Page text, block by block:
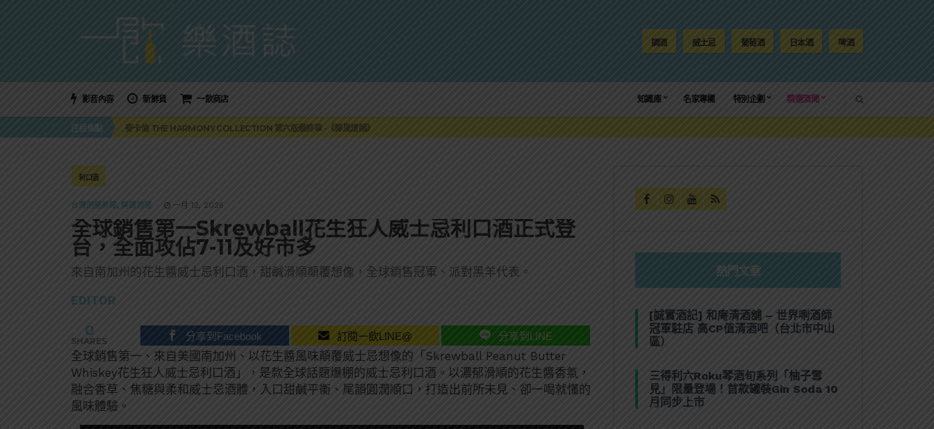
調酒 威士忌 葡萄酒 日本酒 啤酒
影音內容 新鮮貨 一飲商店 知識庫 名家專欄 特別企劃 精選酒聞
注目焦點
美國正式恢復蘇格蘭威士忌零關稅！烈酒產業再次迎來重磅利多
麥卡倫 THE HARMONY COLLECTION 第六版最終章 -《椰風煖韻》
角嗨尬炸物X爽快這一步，角瓶攜手頂呱呱 全新套餐限時登場
利口酒
台灣酒圈新聞 , 精選酒聞 一月 12, 2026
全球銷售第一Skrewball花生狂人威士忌利口酒正式登
台，全面攻佔7-11及好市多
來自南加州的花生醬威士忌利口酒，甜鹹滑順顛覆想像，全球銷售冠軍、派對黑羊代表。
EDITOR
0
SHARES 分享到Facebook 訂閱一飲LINE@ 分享到LINE
全球銷售第一、來自美國南加州、以花生醬風味顛覆威士忌想像的「Skrewball Peanut Butter
Whiskey花生狂人威士忌利口酒」，是款全球話題爆棚的威士忌利口酒。以濃郁滑順的花生醬香氣，
融合香草、焦糖與柔和威士忌酒體，入口甜鹹平衡、尾韻圓潤順口，打造出前所未見、卻一喝就懂的
風味體驗。
熱門文章
[誠實酒記] 和庵清酒舖 – 世界唎酒師
冠軍駐店 高CP值清酒吧（台北市中山
區）
三得利六Roku琴酒旬系列「柚子雪
見」限量登場！首款罐裝Gin Soda 10
月同步上市